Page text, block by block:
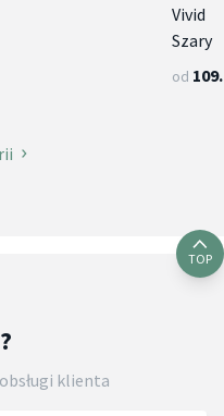
Vivid
Szary
od
TOP
klienta